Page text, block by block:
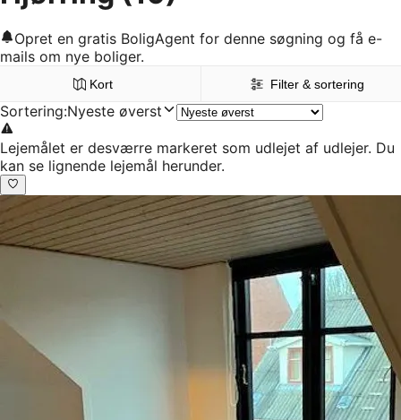
Opret en gratis BoligAgent for denne søgning og få e-
mails om nye boliger.
Kort Filter & sortering
Sortering:Nyeste øverst
Lejemålet er desværre markeret som udlejet af udlejer. Du
kan se lignende lejemål herunder.